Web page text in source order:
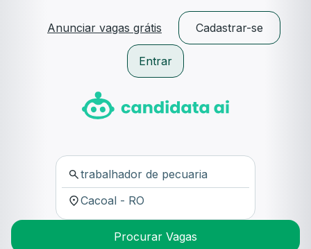
Anunciar vagas grátis Cadastrar-se
Entrar
Procurar Vagas